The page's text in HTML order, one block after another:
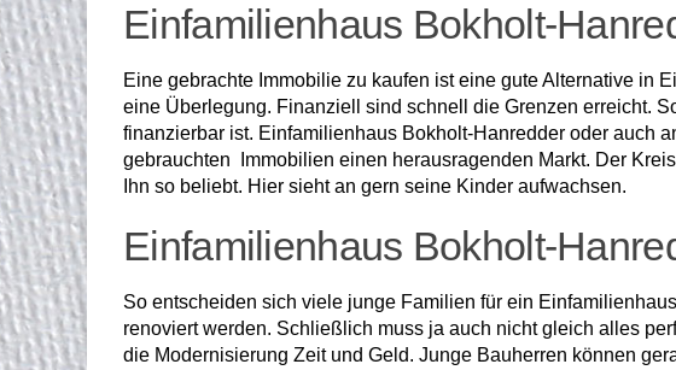
Einfamilienhaus Bokholt-
Eine gebrachte Immobilie zu kaufen ist eine gute Alternative in
eine Überlegung. Finanziell sind schnell die Grenzen erreicht.
finanzierbar ist. Einfamilienhaus Bokholt-Hanredder oder auch
gebrauchten Immobilien einen herausragenden Markt. Der
Ihn so beliebt. Hier sieht an gern seine Kinder aufwachsen.
Einfamilienhaus Bokholt-
So entscheiden sich viele junge Familien für ein
renoviert werden. Schließlich muss ja auch nicht gleich alles
die Modernisierung Zeit und Geld. Junge Bauherren können